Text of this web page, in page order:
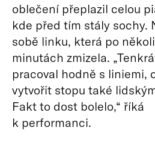
oblečení přeplazil celou
kde před tím stály sochy.
sobě linku, která po
minutách zmizela.
pracoval hodně s liniemi,
vytvořit stopu také
Fakt to dost bolelo,“ říká
k performanci.